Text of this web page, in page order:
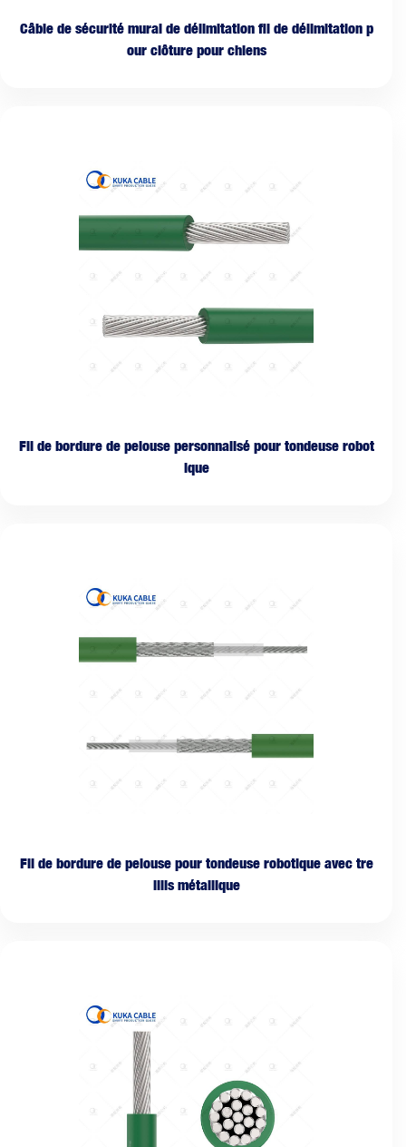
Câble de sécurité mural de délimitation fil de délimitation p
our clôture pour chiens
Fil de bordure de pelouse personnalisé pour tondeuse robot
ique
Fil de bordure de pelouse pour tondeuse robotique avec tre
illis métallique